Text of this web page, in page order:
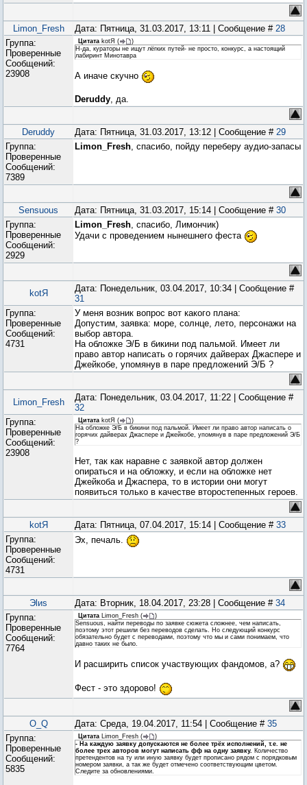
Limon_Fresh Дата: Пятница, 31.03.2017, 13:11 | Сообщение # 28
Группа:
Проверенные
Сообщений:
23908
Цитата kotЯ (
)
Н-да, кураторы не ищут лёгких путей- не просто, конкурс, а настоящий
лабиринт Минотавра
А иначе скучно
Deruddy, да.
Deruddy Дата: Пятница, 31.03.2017, 13:12 | Сообщение # 29
Группа:
Проверенные
Сообщений:
7389
Limon_Fresh, спасибо, пойду переберу аудио-запасы
Sensuous Дата: Пятница, 31.03.2017, 15:14 | Сообщение # 30
Группа:
Проверенные
Сообщений:
2929
Limon_Fresh, спасибо, Лимончик)
Удачи с проведением нынешнего феста
kotЯ
Дата: Понедельник, 03.04.2017, 10:34 | Сообщение #
31
Группа:
Проверенные
Сообщений:
4731
У меня возник вопрос вот какого плана:
Допустим, заявка: море, солнце, лето, персонажи на
выбор автора.
На обложке Э/Б в бикини под пальмой. Имеет ли
право автор написать о горячих дайверах Джаспере и
Джейкобе, упомянув в паре предложений Э/Б ?
Limon_Fresh
Дата: Понедельник, 03.04.2017, 11:22 | Сообщение #
32
Группа:
Проверенные
Сообщений:
23908
Цитата kotЯ (
)
На обложке Э/Б в бикини под пальмой. Имеет ли право автор написать о
горячих дайверах Джаспере и Джейкобе, упомянув в паре предложений Э/Б
?
Нет, так как наравне с заявкой автор должен
опираться и на обложку, и если на обложке нет
Джейкоба и Джаспера, то в истории они могут
появиться только в качестве второстепенных героев.
kotЯ Дата: Пятница, 07.04.2017, 15:14 | Сообщение # 33
Группа:
Проверенные
Сообщений:
4731
Эх, печаль.
Эlиs Дата: Вторник, 18.04.2017, 23:28 | Сообщение # 34
Группа:
Проверенные
Сообщений:
7764
Цитата Limon_Fresh (
)
Sensuous, найти переводы по заявке сюжета сложнее, чем написать,
поэтому этот решили без переводов сделать. Но следующий конкурс
обязательно будет с переводами, поэтому что мы и сами понимаем, что
давно таких не было.
И расширить список участвующих фандомов, а?
Фест - это здорово!
O_Q Дата: Среда, 19.04.2017, 11:54 | Сообщение # 35
Группа:
Проверенные
Сообщений:
5835
Цитата Limon_Fresh (
)
- На каждую заявку допускаются не более трёх исполнений, т.е. не
более трех авторов могут написать фф на одну заявку. Количество
претендентов на ту или иную заявку будет прописано рядом с порядковым
номером заявки, а так же будет отмечено соответствующим цветом.
Следите за обновлениями.